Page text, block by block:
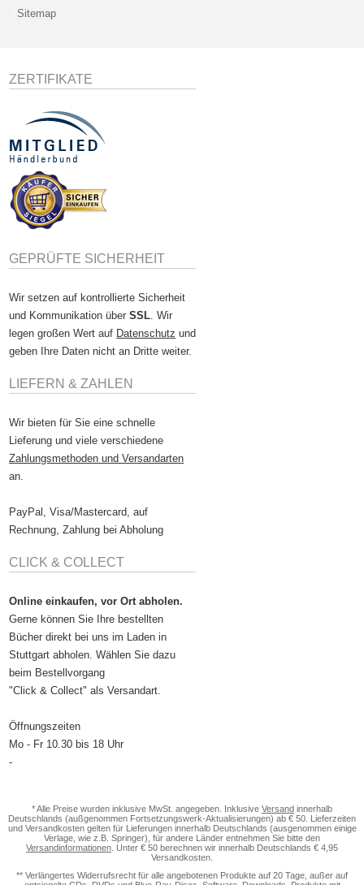
Sitemap
ZERTIFIKATE
GEPRÜFTE SICHERHEIT
Wir setzen auf kontrollierte Sicherheit
und Kommunikation überSSL. Wir
legen großen Wert auf Datenschutz und
geben Ihre Daten nicht an Dritte weiter.
LIEFERN & ZAHLEN
Wir bieten für Sie eine schnelle
Lieferung und viele verschiedene
Zahlungsmethoden und Versandarten
an.
PayPal, Visa/Mastercard, auf
Rechnung, Zahlung bei Abholung
CLICK & COLLECT
Online einkaufen, vor Ort abholen.
Gerne können Sie Ihre bestellten
Bücher direkt bei uns im Laden in
Stuttgart abholen. Wählen Sie dazu
beim Bestellvorgang
"Click & Collect" als Versandart.
Öffnungszeiten
Mo - Fr 10.30 bis 18 Uhr
-
* Alle Preise wurden inklusive MwSt. angegeben. Inklusive Versand innerhalb
Deutschlands (außgenommen Fortsetzungswerk-Aktualisierungen) ab € 50. Lieferzeiten
und Versandkosten gelten für Lieferungen innerhalb Deutschlands (ausgenommen einige
Verlage, wie z.B. Springer), für andere Länder entnehmen Sie bitte den
Versandinformationen . Unter € 50 berechnen wir innerhalb Deutschlands € 4,95
Versandkosten.
** Verlängertes Widerrufsrecht für alle angebotenen Produkte auf 20 Tage, außer auf